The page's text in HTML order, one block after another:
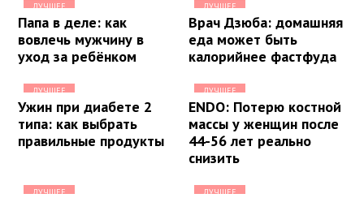
ЛУЧШЕЕ
Папа в деле: как
вовлечь мужчину в
уход за ребёнком
ЛУЧШЕЕ
Врач Дзюба: домашняя
еда может быть
калорийнее фастфуда
ЛУЧШЕЕ
Ужин при диабете 2
типа: как выбрать
правильные продукты
ЛУЧШЕЕ
ENDO: Потерю костной
массы у женщин после
44-56 лет реально
снизить
ЛУЧШЕЕ ЛУЧШЕЕ